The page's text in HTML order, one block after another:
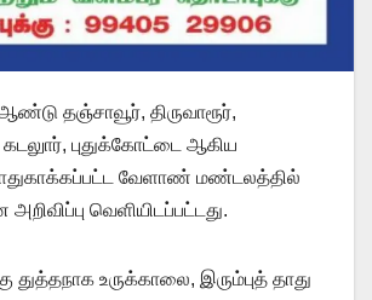
தஞ்சாவூர், திருவாரூர்,
கடலுார், புதுக்கோட்டை ஆகிய
வேளாண் மண்டலத்தில்
வெளியிடப்பட்டது.
உருக்காலை, இரும்புத் தாது